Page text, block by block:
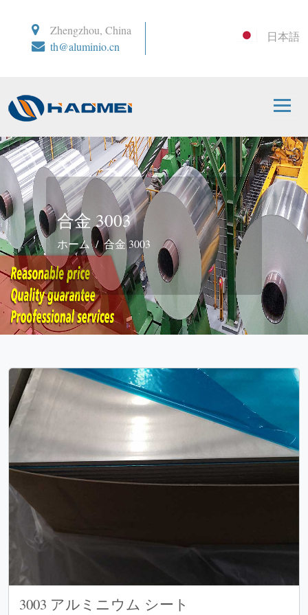
Zhengzhou, China
th@aluminio.cn
日本語
合金 3003
ホーム 合金 3003
3003 アルミニウム シート